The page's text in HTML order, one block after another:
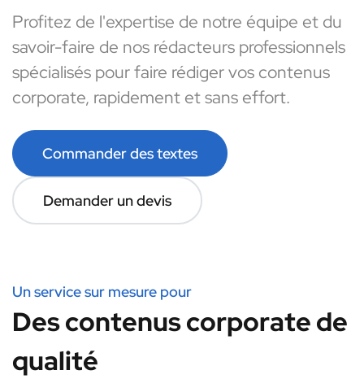
Profitez de l'expertise de notre équipe et du
savoir-faire de nos rédacteurs professionnels
spécialisés pour faire rédiger vos contenus
corporate, rapidement et sans effort.
Commander des textes
Demander un devis
Un service sur mesure pour
Des contenus corporate de
qualité